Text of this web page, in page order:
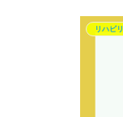
リハビリ